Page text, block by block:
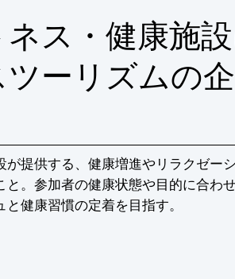
ス・健康施
ーリズムの
が提供する、健康増進やリラクゼー
と。参加者の健康状態や目的に合わ
健康習慣の定着を目指す。